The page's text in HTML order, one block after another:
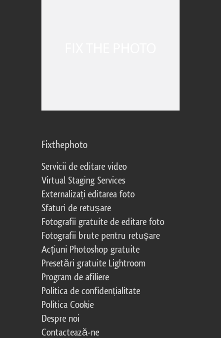
Fixthephoto
Servicii de editare video
Virtual Staging Services
Externalizați editarea foto
Sfaturi de retușare
Fotografii gratuite de editare foto
Fotografii brute pentru retușare
Acțiuni Photoshop gratuite
Presetări gratuite Lightroom
Program de afiliere
Politica de confidențialitate
Politica Cookie
Despre noi
Contactează-ne